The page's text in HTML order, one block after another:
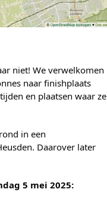
niet! We verwelkomen
naar finishplaats
en plaatsen waar ze
in een
Daarover later
5 mei 2025: